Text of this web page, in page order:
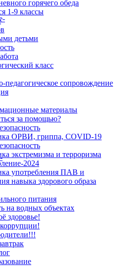
горячего обеда
1-9 классы
детьми
класс
педагогическое сопровождение
материалы
за помощью?
ОРВИ, гриппа, COVID-19
экстремизма и терроризма
2024
употребления ПАВ и
навыка здорового образа
питания
на водных объектах
здоровье!